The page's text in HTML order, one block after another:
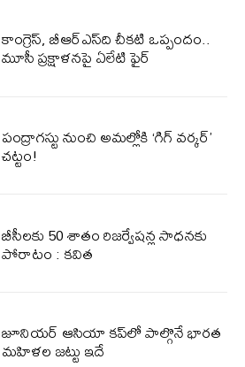
కాంగ్రెస్, బీఆర్ఎస్‌ది చీకటి ఒప్పందం..
మూసీ ప్రక్షాళనపై ఏలేటి ఫైర్
పంద్రాగస్టు నుంచి అమల్లోకి ‘గిగ్ వర్కర్’
చట్టం!
బీసీలకు 50 శాతం రిజర్వేషన్ల సాధనకు
పోరాటం : కవిత
జూనియర్ ఆసియా కప్‌లో పాల్గొనే భారత
మహిళల జట్టు ఇదే